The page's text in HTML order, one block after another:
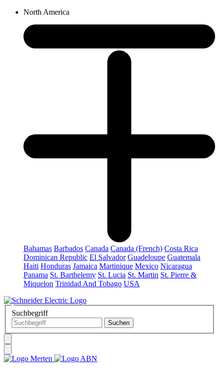
North America
Bahamas Barbados Canada Canada (French) Costa Rica
Dominican Republic El Salvador Guadeloupe Guatemala
Haiti Honduras Jamaica Martinique Mexico Nicaragua
Panama St. Barthelemy St. Lucia St. Martin St. Pierre &
Miquelon Trinidad And Tobago USA
Suchbegriff